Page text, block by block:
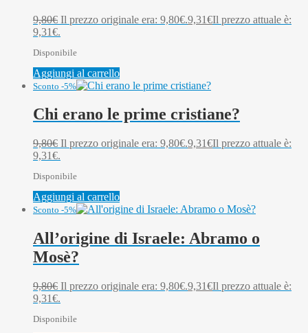
9,80€ Il prezzo originale era: 9,80€.9,31€Il prezzo attuale è:
9,31€.
Disponibile
Aggiungi al carrello
Sconto -5%
Chi erano le prime cristiane?
9,80€ Il prezzo originale era: 9,80€.9,31€Il prezzo attuale è:
9,31€.
Disponibile
Aggiungi al carrello
Sconto -5%
All’origine di Israele: Abramo o
Mosè?
9,80€ Il prezzo originale era: 9,80€.9,31€Il prezzo attuale è:
9,31€.
Disponibile